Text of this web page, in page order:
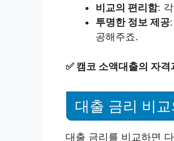
비교의 편리함:
투명한 정보 제공
공해주죠.
✅ 캠코 소액대출의 자
대출 금리 비교
대출 금리를 비교하면